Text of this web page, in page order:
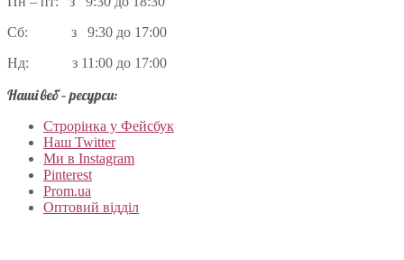
Сб: з 9:30 до 17:00
Нд: з 11:00 до 17:00
Наші веб – ресурси:
Строрінка у Фейсбук
Наш Twitter
Ми в Instagram
Pinterest
Prom.ua
Оптовий відділ